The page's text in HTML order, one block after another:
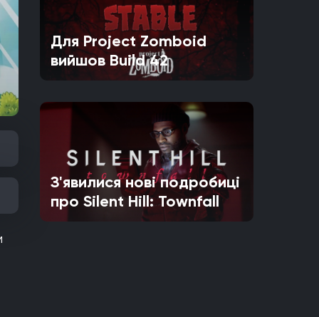
Для Project Zomboid
вийшов Build 42
З'явилися нові подробиці
про Silent Hill: Townfall